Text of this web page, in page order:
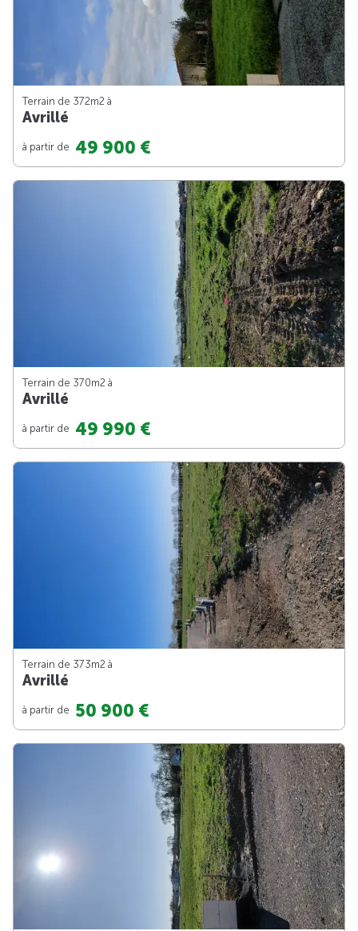
Terrain de 372m2 à
Avrillé
à partir de 49 900 €
Terrain de 370m2 à
Avrillé
à partir de 49 990 €
Terrain de 373m2 à
Avrillé
à partir de 50 900 €